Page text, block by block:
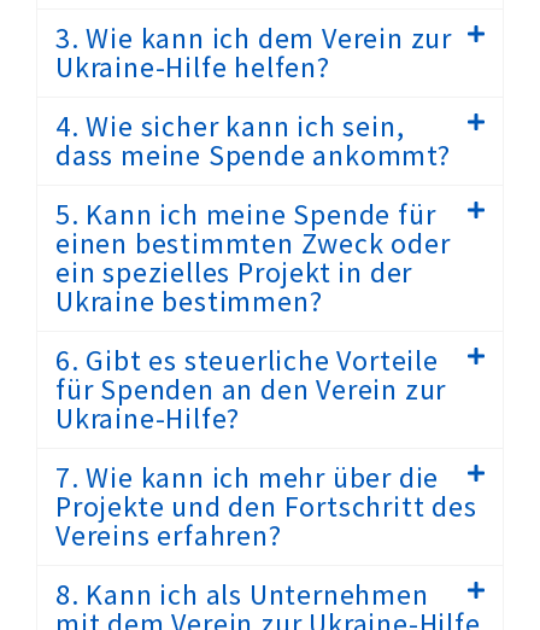
3. Wie kann ich dem Verein zur
Ukraine-Hilfe helfen?
4. Wie sicher kann ich sein,
dass meine Spende ankommt?
5. Kann ich meine Spende für
einen bestimmten Zweck oder
ein spezielles Projekt in der
Ukraine bestimmen?
6. Gibt es steuerliche Vorteile
für Spenden an den Verein zur
Ukraine-Hilfe?
7. Wie kann ich mehr über die
Projekte und den Fortschritt des
Vereins erfahren?
8. Kann ich als Unternehmen